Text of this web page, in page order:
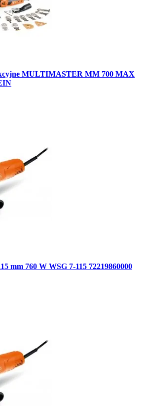
MULTIMASTER MM 700 MAX
mm 760 W WSG 7-115 72219860000